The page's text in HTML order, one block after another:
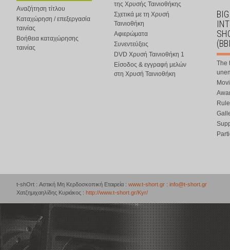
Αναζήτηση τίτλου
Καταχώρηση / επεξεργασία
ταινίας
Βοήθεια καταχώρησης
ταινίας
της Χρυσής Ταινιοθήκης
Σχετικά με τη Χρυσή
Ταινιοθήκη
Αφιερώματα
Συνεντεύξεις
DVD Χρυσή Ταινιοθήκη 1
Είσοδος & εγγραφή μελών
στη Χρυσή Ταινιοθήκη
The
t-shOrt : Αστική Μη Κερδοσκοπική Εταιρεία : www.t-short.gr : info@t-short.gr
Χατζημιχαηλίδης Κυριάκος : http://www.t-short.gr/Kyr/